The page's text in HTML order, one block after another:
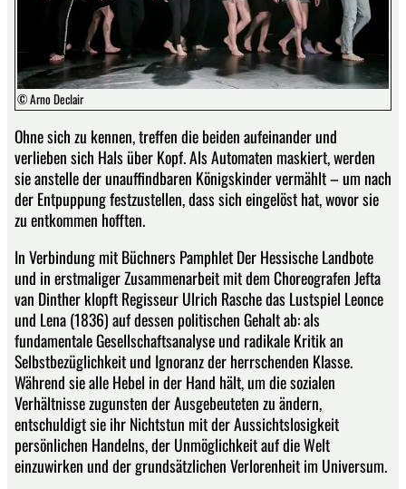
© Arno Declair
Ohne sich zu kennen, treffen die beiden aufeinander und
verlieben sich Hals über Kopf. Als Automaten maskiert, werden
sie anstelle der unauffindbaren Königskinder vermählt – um nach
der Entpuppung festzustellen, dass sich eingelöst hat, wovor sie
zu entkommen hofften.
In Verbindung mit Büchners Pamphlet Der Hessische Landbote
und in erstmaliger Zusammenarbeit mit dem Choreografen Jefta
van Dinther klopft Regisseur Ulrich Rasche das Lustspiel Leonce
und Lena (1836) auf dessen politischen Gehalt ab: als
fundamentale Gesellschaftsanalyse und radikale Kritik an
Selbstbezüglichkeit und Ignoranz der herrschenden Klasse.
Während sie alle Hebel in der Hand hält, um die sozialen
Verhältnisse zugunsten der Ausgebeuteten zu ändern,
entschuldigt sie ihr Nichtstun mit der Aussichtslosigkeit
persönlichen Handelns, der Unmöglichkeit auf die Welt
einzuwirken und der grundsätzlichen Verlorenheit im Universum.